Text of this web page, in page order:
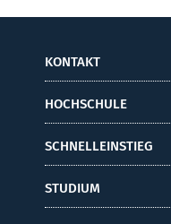
KONTAKT
HOCHSCHULE
SCHNELLEINSTIEG
STUDIUM